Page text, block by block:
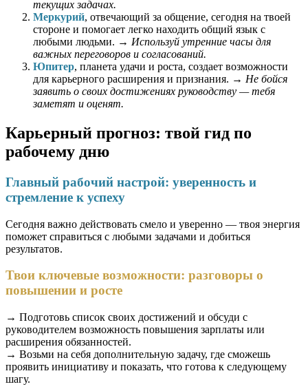
текущих задачах.
Меркурий, отвечающий за общение, сегодня на твоей
стороне и помогает легко находить общий язык с
любыми людьми. → Используй утренние часы для
важных переговоров и согласований.
Юпитер, планета удачи и роста, создает возможности
для карьерного расширения и признания. → Не бойся
заявить о своих достижениях руководству — тебя
заметят и оценят.
Карьерный прогноз: твой гид по
рабочему дню
Главный рабочий настрой: уверенность и
стремление к успеху
Сегодня важно действовать смело и уверенно — твоя энергия
поможет справиться с любыми задачами и добиться
результатов.
Твои ключевые возможности: разговоры о
повышении и росте
→ Подготовь список своих достижений и обсуди с
руководителем возможность повышения зарплаты или
расширения обязанностей.
→ Возьми на себя дополнительную задачу, где сможешь
проявить инициативу и показать, что готова к следующему
шагу.